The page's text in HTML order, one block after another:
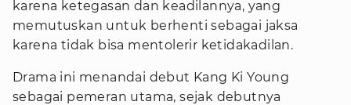
karena ketegasan dan keadilannya, yang
memutuskan untuk berhenti sebagai jaksa
karena tidak bisa mentolerir ketidakadilan.
Drama ini menandai debut Kang Ki Young
sebagai pemeran utama, sejak debutnya